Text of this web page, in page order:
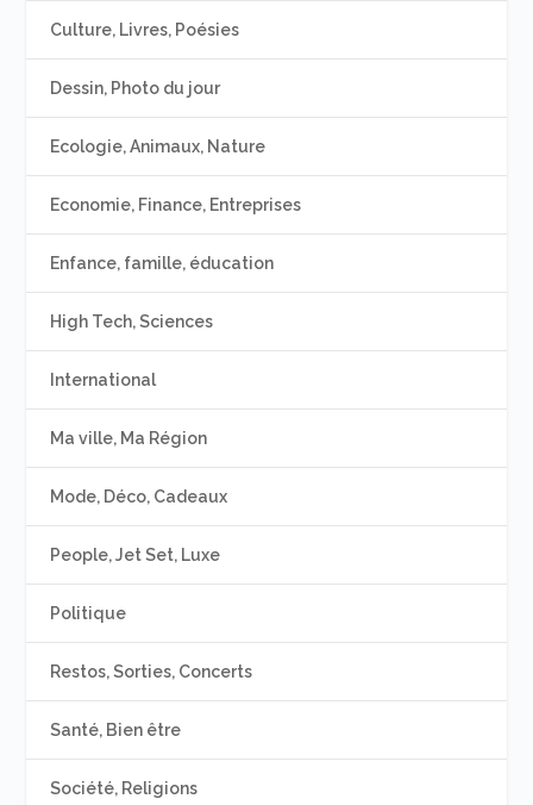
Culture, Livres, Poésies
Dessin, Photo du jour
Ecologie, Animaux, Nature
Economie, Finance, Entreprises
Enfance, famille, éducation
High Tech, Sciences
International
Ma ville, Ma Région
Mode, Déco, Cadeaux
People, Jet Set, Luxe
Politique
Restos, Sorties, Concerts
Santé, Bien être
Société, Religions